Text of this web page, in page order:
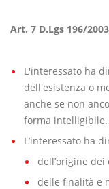
Art. 7 D.Lgs 196/
L'interessato ha
dell'esistenza o
anche se non
forma intelligibile.
L’interessato ha
dell’origine
delle finalità e